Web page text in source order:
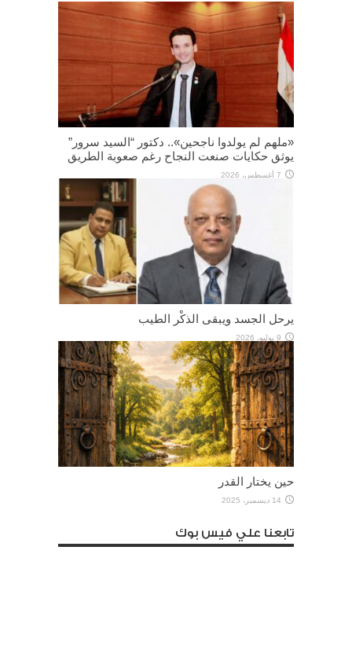
«ملهم لم يولدوا ناجحين».. دكتور “السيد سرور”
يوثق حكايات صنعت النجاح رغم صعوبة الطريق
7 أغسطس، 2026
يرحل الجسد ويبقى الذكْر الطيب
9 يوليو، 2026
حين يختار القدر
14 ديسمبر، 2025
تابعنا علي فيس بوك